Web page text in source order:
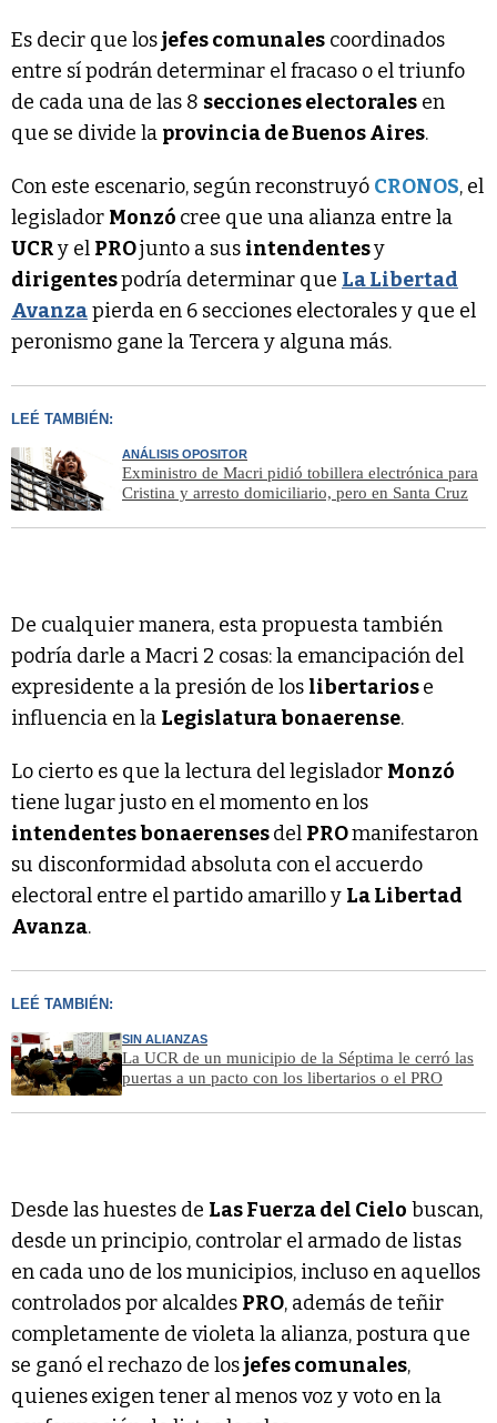
Es decir que losjefes comunales coordinados
entre sí podrán determinar el fracaso o el triunfo
de cada una de las 8 secciones electorales en
que se divide la provincia de Buenos Aires.
Con este escenario, según reconstruyó CRONOS, el
legislador Monzó cree que una alianza entre la
UCRy el PROjunto a sus intendentesy
dirigentespodría determinar que La Libertad
Avanzapierda en 6 secciones electorales y que el
peronismo gane la Tercera y alguna más.
LEÉ TAMBIÉN:
ANÁLISIS OPOSITOR
Exministro de Macri pidió tobillera electrónica para
Cristina y arresto domiciliario, pero en Santa Cruz
De cualquier manera, esta propuesta también
podría darle a Macri 2 cosas: la emancipación del
expresidente a la presión de los libertariose
influencia en la Legislatura bonaerense.
Lo cierto es que la lectura del legislador Monzó
tiene lugar justo en el momento en los
intendentes bonaerensesdel PROmanifestaron
su disconformidad absoluta con el accuerdo
electoral entre el partido amarillo y La Libertad
Avanza.
LEÉ TAMBIÉN:
SIN ALIANZAS
La UCR de un municipio de la Séptima le cerró las
puertas a un pacto con los libertarios o el PRO
Desde las huestes de Las Fuerza del Cielo buscan,
desde un principio, controlar el armado de listas
en cada uno de los municipios, incluso en aquellos
controlados por alcaldes PRO, además de teñir
completamente de violeta la alianza, postura que
se ganó el rechazo de losjefes comunales,
quienesexigen tener al menos voz y voto en la